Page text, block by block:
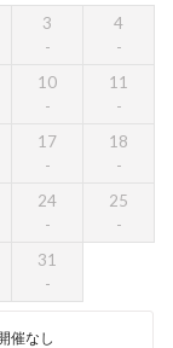
3 4
10 11
17 18
24 25
31
催なし